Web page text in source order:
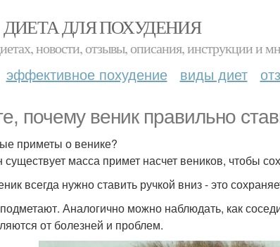
ДИЕТА ДЛЯ ПОХУДЕНИЯ
новости, отзывы, описания, инструкции и
эффективное похудение виды диет
почему веник правильно
приметы о венике?
масса примет насчет веников, чтобы
всегда нужно ставить ручкой вниз - это
Аналогично можно наблюдать, как
от болезней и проблем.